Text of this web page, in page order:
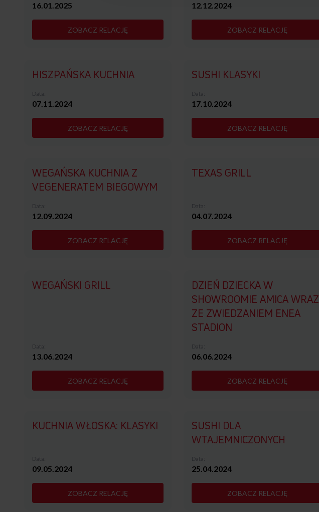
16.01.2025
ZOBACZ RELACJĘ
12.12.2024
ZOBACZ RELACJĘ
HISZPAŃSKA KUCHNIA
07.11.2024
ZOBACZ RELACJĘ
SUSHI KLASYKI
17.10.2024
ZOBACZ RELACJĘ
WEGAŃSKA KUCHNIA Z
VEGENERATEM BIEGOWYM
12.09.2024
ZOBACZ RELACJĘ
TEXAS GRILL
04.07.2024
ZOBACZ RELACJĘ
WEGAŃSKI GRILL
13.06.2024
ZOBACZ RELACJĘ
DZIEŃ DZIECKA W
SHOWROOMIE AMICA WRAZ
ZE ZWIEDZANIEM ENEA
STADION
06.06.2024
ZOBACZ RELACJĘ
KUCHNIA WŁOSKA: KLASYKI
09.05.2024
ZOBACZ RELACJĘ
SUSHI DLA
WTAJEMNICZONYCH
25.04.2024
ZOBACZ RELACJĘ